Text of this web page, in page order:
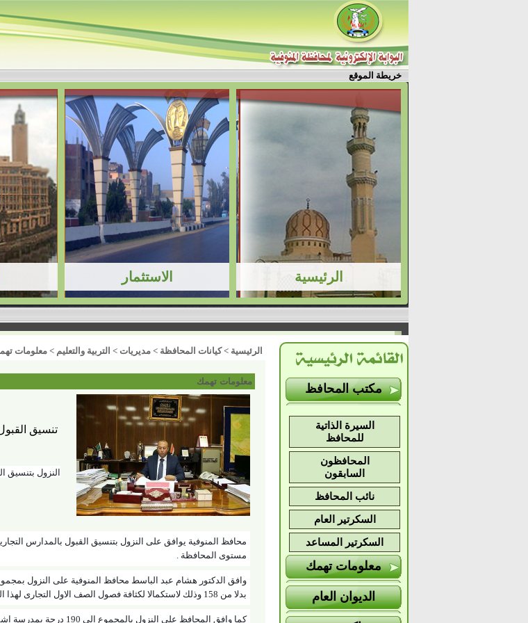
خريطة الموقع
مكتب المحافظ
السيرة الذاتية
للمحافظ
المحافظون
السابقون
نائب المحافظ
السكرتير العام
السكرتير المساعد
معلومات تهمك
الديوان العام
الرئيسية >كيانات المحافظة > مديريات > التربية والتعليم > معلومات
معلومات تهمك
تنسيق
النزول بتنسيق
مستوى المحافظة .
بدلا من 158 وذلك لاستكمالا لكثافة فصول الصف الاول التجارى لهذا العام .